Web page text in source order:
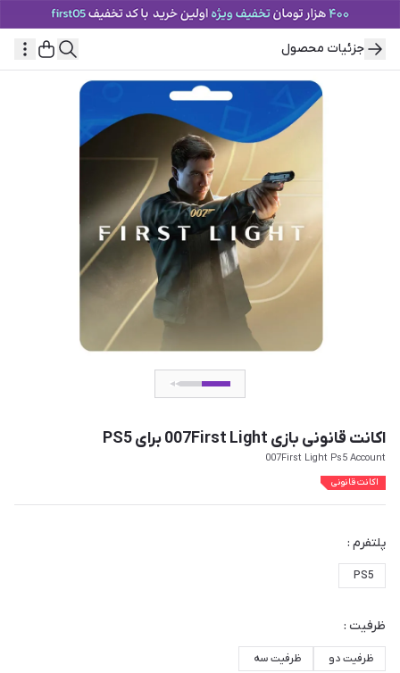
جزئیات محصول
اکانت قانونی بازی 007First Light برای PS5
007First Light Ps5 Account
اکانت قانونی
پلتفرم :
PS5
ظرفیت :
ظرفیت دو ظرفیت سه